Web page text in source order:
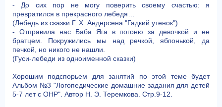
- До сих пор не могу поверить своему счастью: я
превратился в прекрасного лебедя…
(Лебедь из сказки Г. Х. Андерсена "Гадкий утенок")
- Отправила нас Баба Яга в погоню за девочкой и ее
братцем. Покружились мы над речкой, яблонькой, да
печкой, но никого не нашли.
(Гуси-лебеди из одноименной сказки)
Хорошим подспорьем для занятий по этой теме будет
Альбом №3 "Логопедические домашние задания для детей
5-7 лет с ОНР". Автор Н. Э. Теремкова. Стр.9-12.